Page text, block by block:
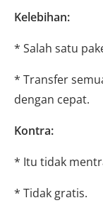
Kelebihan:
* Salah satu
* Transfer
dengan cepat.
Kontra:
* Itu tidak
* Tidak gratis.